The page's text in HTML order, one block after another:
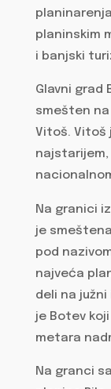
planinskim
i banjski
Glavni grad
smešten
Vitoš. Vitoš
najstarijem,
Na granici
je
pod
najveća
deli na južni
je Botev
metara
Na granci